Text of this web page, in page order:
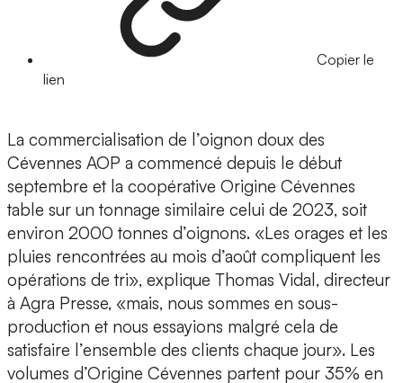
Copier le
lien
La commercialisation de l’oignon doux des
Cévennes AOP a commencé depuis le début
septembre et la coopérative Origine Cévennes
table sur un tonnage similaire celui de 2023, soit
environ 2000 tonnes d’oignons. «Les orages et les
pluies rencontrées au mois d’août compliquent les
opérations de tri», explique Thomas Vidal, directeur
à Agra Presse, «mais, nous sommes en sous-
production et nous essayions malgré cela de
satisfaire l’ensemble des clients chaque jour». Les
volumes d’Origine Cévennes partent pour 35% en